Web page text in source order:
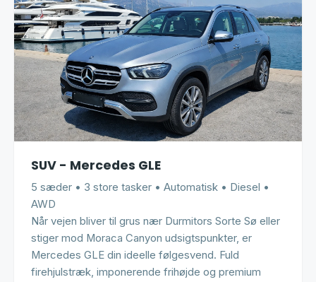
SUV - Mercedes GLE
5 sæder • 3 store tasker • Automatisk • Diesel •
AWD
Når vejen bliver til grus nær Durmitors Sorte Sø eller
stiger mod Moraca Canyon udsigtspunkter, er
Mercedes GLE din ideelle følgesvend. Fuld
firehjulstræk, imponerende frihøjde og premium